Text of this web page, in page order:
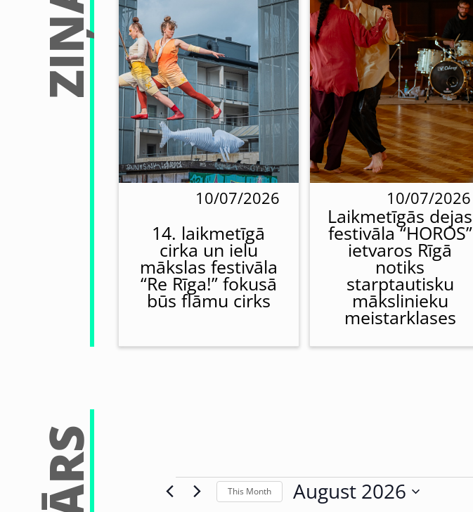
10/07/2026
14. laikmetīgā
cirka un ielu
mākslas festivāla
“Re Rīga!” fokusā
būs flāmu cirks
10/07/2026
Laikmetīgās dejas
festivāla “HOROS”
ietvaros Rīgā
notiks
starptautisku
mākslinieku
meistarklases
This Month August 2026